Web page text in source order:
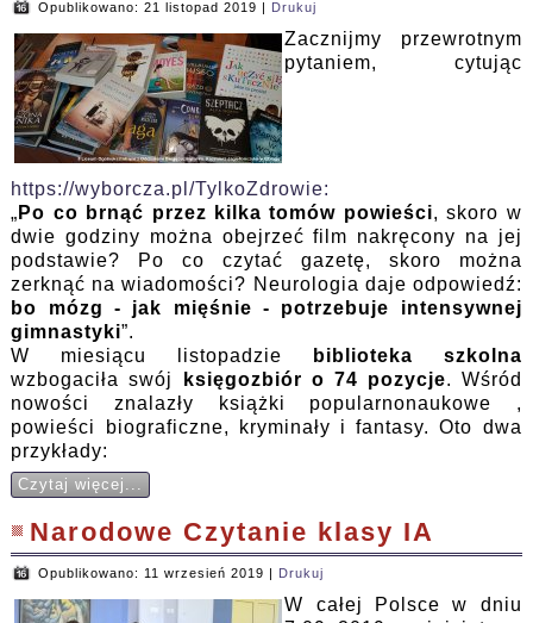
Opublikowano: 21 listopad 2019 | Drukuj
Zacznijmy przewrotnym
pytaniem, cytując
https://wyborcza.pl/TylkoZdrowie:
„ Po co brnąć przez kilka tomów powieści, skoro w
dwie godziny można obejrzeć film nakręcony na jej
podstawie? Po co czytać gazetę, skoro można
zerknąć na wiadomości? Neurologia daje odpowiedź:
bo mózg - jak mięśnie - potrzebuje intensywnej
gimnastyki”.
W miesiącu listopadzie
biblioteka szkolna
wzbogaciła swój
księgozbiór o 74 pozycje. Wśród
nowości znalazły książki popularnonaukowe ,
powieści biograficzne, kryminały i fantasy. Oto dwa
przykłady:
Czytaj więcej...
Narodowe Czytanie klasy IA
Opublikowano: 11 wrzesień 2019 | Drukuj
W całej Polsce w dniu